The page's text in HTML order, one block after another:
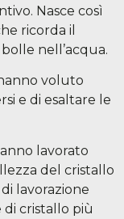
Nasce così
ricorda il
nell’acqua.
voluto
e di esaltare le
lavorato
del cristallo
lavorazione
cristallo più